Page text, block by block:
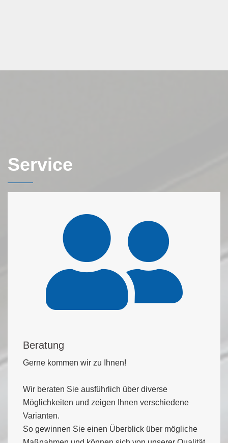
Service
Beratung
Gerne kommen wir zu Ihnen!
Wir beraten Sie ausführlich über diverse
Möglichkeiten und zeigen Ihnen verschiedene
Varianten.
So gewinnen Sie einen Überblick über mögliche